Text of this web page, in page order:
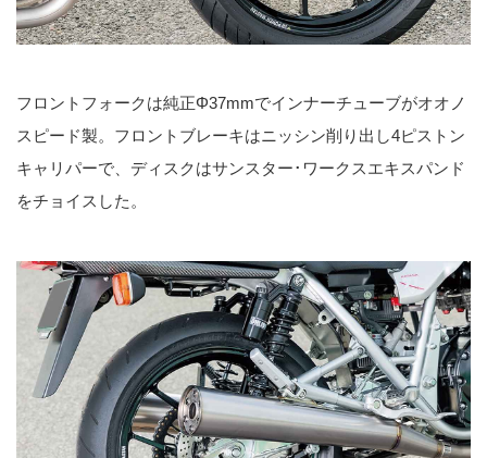
フロントフォークは純正Φ37mmでインナーチューブがオオノ
スピード製。フロントブレーキはニッシン削り出し4ピストン
キャリパーで、ディスクはサンスター･ワークスエキスパンド
をチョイスした。